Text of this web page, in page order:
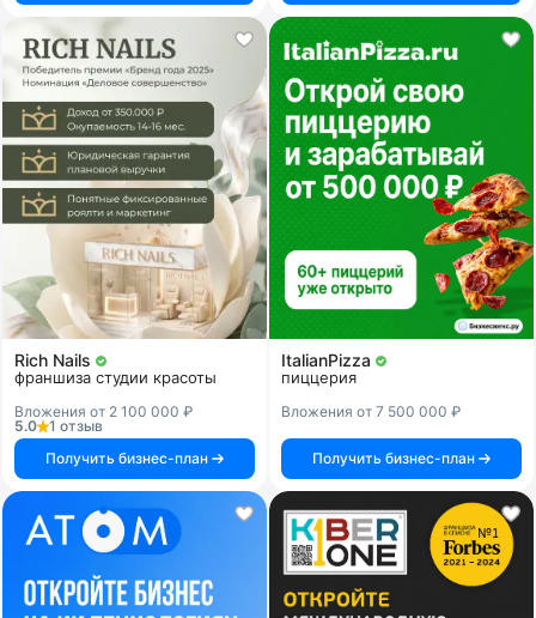
Rich Nails
франшиза студии красоты
Вложения от 2 100 000 ₽
5.0
1 отзыв
Получить бизнес-план
ItalianPizza
пиццерия
Вложения от 7 500 000 ₽
Получить бизнес-план